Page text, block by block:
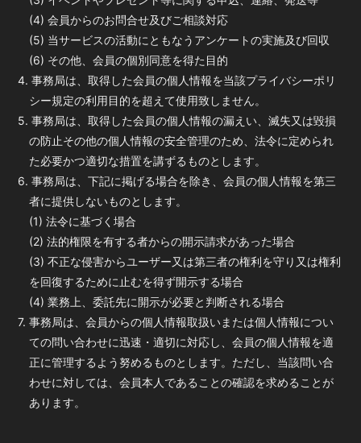
(4) 会員からのお問合せ及びご相談対応
(5) 当サービスの活動にともなうアンケートの実施及び回収
(6) その他、会員の個別同意を得た目的
4. 事務局は、取得した会員の個人情報を当該プライバシーポリ
シー規定の利用目的を超えて使用致しません。
5. 事務局は、取得した会員の個人情報の漏えい、滅失又は毀損
の防止その他の個人情報の安全管理のため、法令に定められ
た必要かつ適切な措置を講ずるものとします。
6. 事務局は、下記に掲げる場合を除き、会員の個人情報を第三
者に提供しないものとします。
(1) 法令に基づく場合
(2) 法的権限を有する者からの開示請求があった場合
(3) 不正な侵害からユーザー又は第三者の権利を守り又は権利
を回復するために止むを得ず開示する場合
(4) 業務上、委託先に開示が必要と判断される場合
7. 事務局は、会員からの個人情報取扱いまたは個人情報につい
ての問い合わせに迅速・適切に対応し、会員の個人情報を適
正に管理するよう努めるものとします。ただし、当該問い合
わせに対しては、会員本人であることの確認を求めることが
あります。